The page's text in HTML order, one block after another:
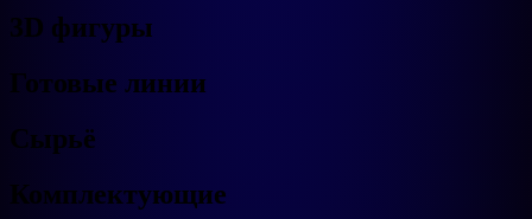
3D фигуры
Готовые линии
Сырьё
Комплектующие